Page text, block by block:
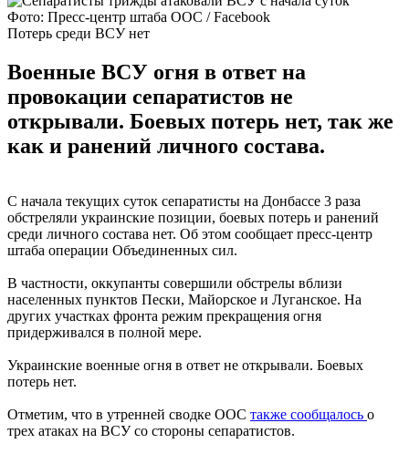
Фото: Пресс-центр штаба ООС / Facebook
Потерь среди ВСУ нет
Военные ВСУ огня в ответ на
провокации сепаратистов не
открывали. Боевых потерь нет, так же
как и ранений личного состава.
С начала текущих суток сепаратисты на Донбассе 3 раза
обстреляли украинские позиции, боевых потерь и ранений
среди личного состава нет. Об этом сообщает пресс-центр
штаба операции Объединенных сил.
В частности, оккупанты совершили обстрелы вблизи
населенных пунктов Пески, Майорское и Луганское. На
других участках фронта режим прекращения огня
придерживался в полной мере.
Украинские военные огня в ответ не открывали. Боевых
потерь нет.
Отметим, что в утренней сводке ООС также сообщалось о
трех атаках на ВСУ со стороны сепаратистов.